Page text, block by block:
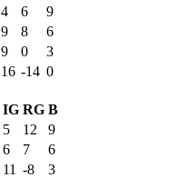
4 6
9
9 8
6
9 0
3
16 -14 0
IG RG B
5 12
9
6 7
6
11 -8
3